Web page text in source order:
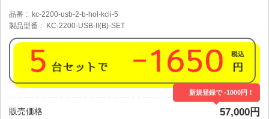
品番
kc-2200-usb-2-b-hol-kcii-5
製品型番
KC-2200-USB-II(B)-SET
販売価格
新規登録で -1000円！
57,000円